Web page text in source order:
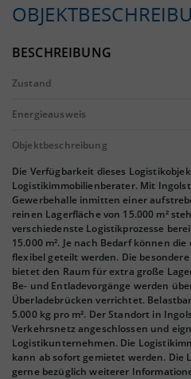
BESCHREIBUNG
Zustand
Energieausweis
Objektbeschreibung
Die Verfügbarkeit dieses
Logistikimmobilienberater. Mit
Gewerbehalle inmitten einer
reinen Lagerfläche von 15.000 m²
verschiedenste Logistikprozesse
15.000 m². Je nach Bedarf können
flexibel geteilt werden. Die
bietet den Raum für extra große
Be- und Entladevorgänge werden
Überladebrücken verrichtet.
5.000 kg pro m². Der Standort in
Verkehrsnetz angeschlossen und
Logistikunternehmen. Die
kann ab sofort gemietet werden. Die
gerne bezüglich weiterer